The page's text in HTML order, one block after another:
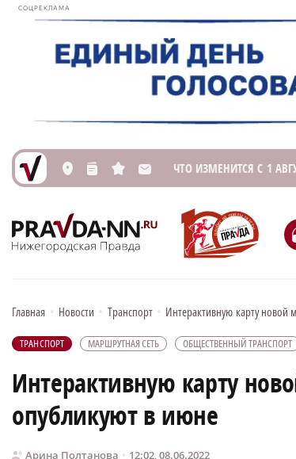
СОЦРЕКЛАМА
L n s M ЧТО ИЗМЕНИТСЯ С 1
Главная • Новости • Транспорт • Интерактивную карту
ТРАНСПОРТ МАРШРУТНАЯ СЕТЬ ОБЩЕСТВЕННЫЙ ТРАНСПОРТ
Интерактивную карту
опубликуют в июне
Арина Полтанова 12:02, 08.06.2022